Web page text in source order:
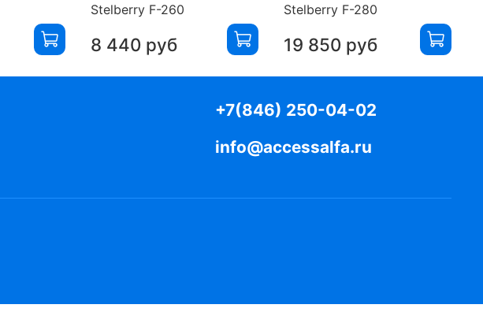
Stelberry F-260
8 440 руб
Stelberry F-280
19 850 руб
+7(846) 250-04-02
info@accessalfa.ru